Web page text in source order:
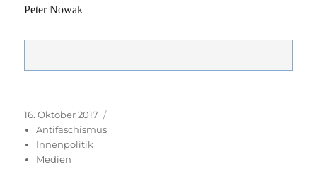
Peter Nowak
Veröffentlicht
am
16. Oktober 2017
Antifaschismus
Innenpolitik
Medien